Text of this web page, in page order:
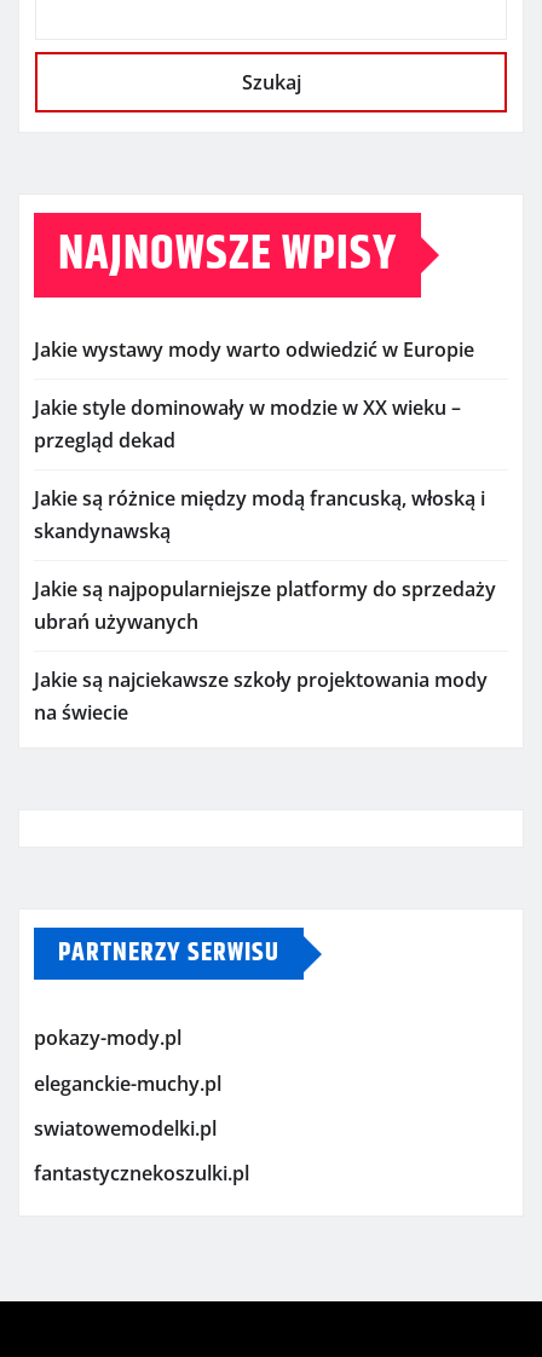
Szukaj
NAJNOWSZE WPISY
Jakie wystawy mody warto odwiedzić w Europie
Jakie style dominowały w modzie w XX wieku –
przegląd dekad
Jakie są różnice między modą francuską, włoską i
skandynawską
Jakie są najpopularniejsze platformy do sprzedaży
ubrań używanych
Jakie są najciekawsze szkoły projektowania mody
na świecie
PARTNERZY SERWISU
pokazy-mody.pl
eleganckie-muchy.pl
swiatowemodelki.pl
fantastycznekoszulki.pl